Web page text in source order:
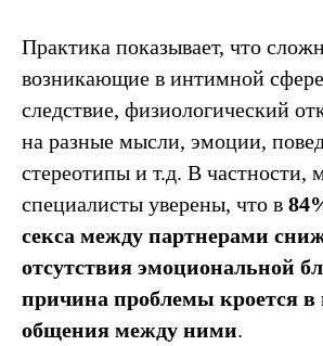
Практика показывает, что
возникающие в интимной
следствие, физиологический
на разные мысли, эмоции,
стереотипы и т.д. В частности,
специалисты уверены, что в
секса между партнерами
отсутствия эмоциональной
причина проблемы кроется в
общения между ними.